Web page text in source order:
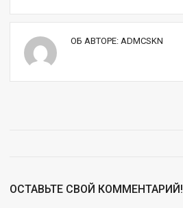
ОБ АВТОРЕ: ADMCSKN
ОСТАВЬТЕ СВОЙ КОММЕНТАРИЙ!